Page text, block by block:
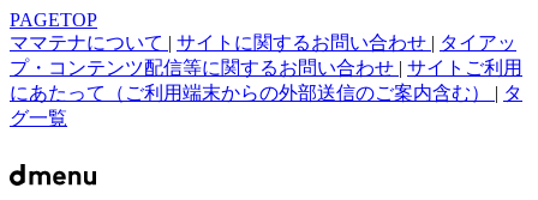
PAGETOP
ママテナについて | サイトに関するお問い合わせ | タイアッ
プ・コンテンツ配信等に関するお問い合わせ | サイトご利用
にあたって（ご利用端末からの外部送信のご案内含む） | タ
グ一覧